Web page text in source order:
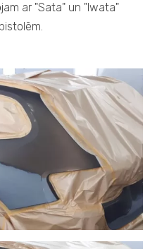
ar "Sata" un "Iwata"